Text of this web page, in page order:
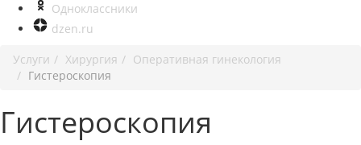
Одноклассники
dzen.ru
Услуги
Хирургия
Оперативная гинекология
Гистероскопия
Гистероскопия